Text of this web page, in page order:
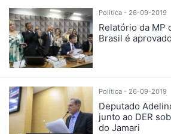
Política - 26-09-2019
Relatório da MP
Brasil é
Política - 26-09-2019
Deputado
junto ao DER
do Jamari